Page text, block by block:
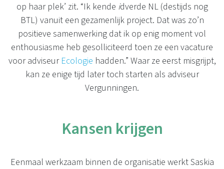
op haar plek’ zit. “Ik kende idverde NL (destijds nog
BTL) vanuit een gezamenlijk project. Dat was zo’n
positieve samenwerking dat ik op enig moment vol
enthousiasme heb gesolliciteerd toen ze een vacature
voor adviseur Ecologie hadden.” Waar ze eerst misgrijpt,
kan ze enige tijd later toch starten als adviseur
Vergunningen.
Kansen krijgen
Eenmaal werkzaam binnen de organisatie werkt Saskia